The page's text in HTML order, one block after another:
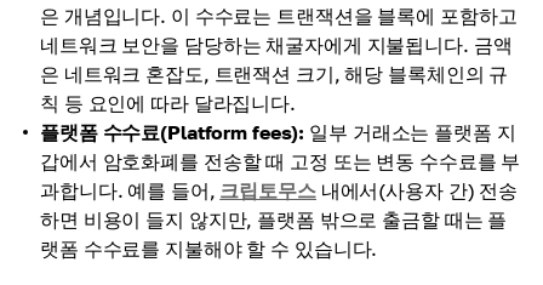
은 개념입니다. 이 수수료는 트랜잭션을 블록에 포함하고
네트워크 보안을 담당하는 채굴자에게 지불됩니다. 금액
은 네트워크 혼잡도, 트랜잭션 크기, 해당 블록체인의 규
칙 등 요인에 따라 달라집니다.
플랫폼 수수료(Platform fees): 일부 거래소는 플랫폼 지
갑에서 암호화폐를 전송할 때 고정 또는 변동 수수료를 부
과합니다. 예를 들어, 크립토무스내에서(사용자 간) 전송
하면 비용이 들지 않지만, 플랫폼 밖으로 출금할 때는 플
랫폼 수수료를 지불해야 할 수 있습니다.